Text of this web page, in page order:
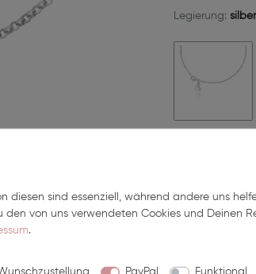
Legierung: silber
Inhalt Stück
in 2-4 Tagen bei Dir
diesen sind essenziell, während andere uns
den von uns verwendeten Cookies und Deinen
.
PayPal Funktional